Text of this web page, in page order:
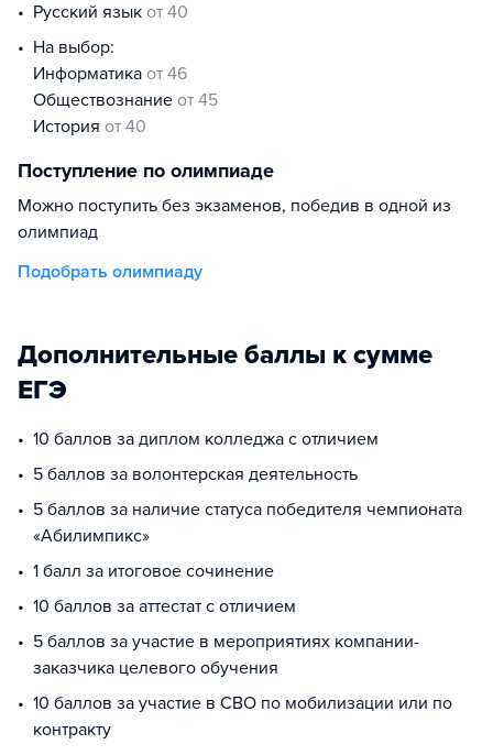
русский язык от 40
На выбор:
информатика от 46
обществознание от 45
история от 40
Поступление по олимпиаде
Можно поступить без экзаменов, победив в одной из
олимпиад
Подобрать олимпиаду
Дополнительные баллы к сумме
ЕГЭ
10 баллов за диплом колледжа с отличием
5 баллов за волонтерская деятельность
5 баллов за наличие статуса победителя чемпионата
«Абилимпикс»
1 балл за итоговое сочинение
10 баллов за аттестат с отличием
5 баллов за участие в мероприятиях компании-
заказчика целевого обучения
10 баллов за участие в СВО по мобилизации или по
контракту